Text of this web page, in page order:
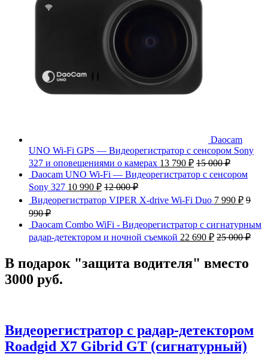
Daocam
UNO Wi-Fi GPS — Видеорегистратор с сенсором Sony
327 и оповещениями о камерах 13 790 ₽ 15 000₽
Daocam UNO Wi-Fi — Видеорегистратор с сенсором
Sony 327 10 990 ₽ 12 000₽
Видеорегистратор VIPER X-drive Wi-Fi Duo 7 990 ₽ 9
990₽
Daocam Combo WiFi - Видеорегистратор с сигнатурным
радар-детектором и ночной съемкой 22 690 ₽ 25 000₽
В подарок "защита водителя" вместо
3000 руб.
Видеорегистратор с радар-детектором
Roadgid X7 Gibrid GT (сигнатурный)